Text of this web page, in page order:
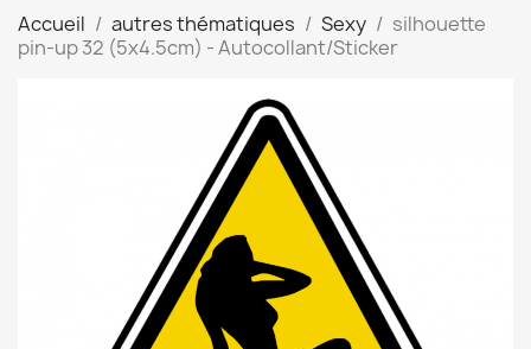
Accueil autres thématiques Sexy
silhouette
pin-up 32 (5x4.5cm) - Autocollant/Sticker